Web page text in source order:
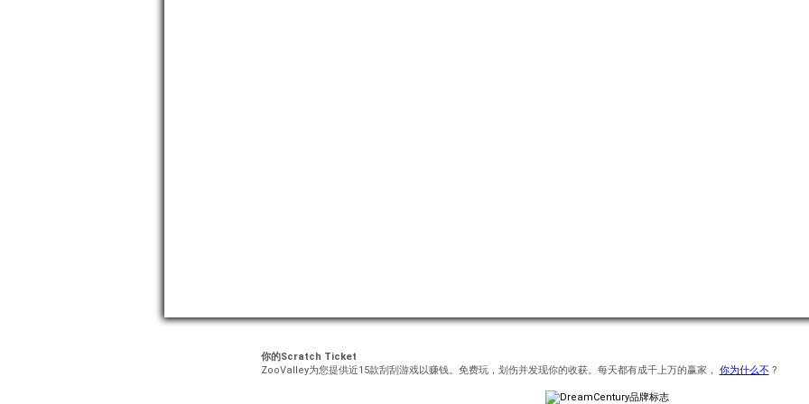
你的Scratch Ticket
ZooValley为您提供近15款刮刮游戏以赚钱。免费玩，划伤并发现你的收获。每天都有成千上万的赢家， 你为什么不 ?